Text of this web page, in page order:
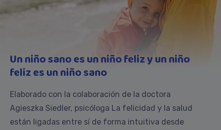
Un niño sano es un niño feliz y un niño
feliz es un niño sano
Elaborado con la colaboración de la doctora
Agieszka Siedler, psicóloga La felicidad y la salud
están ligadas entre sí de forma intuitiva desde